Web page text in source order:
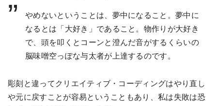
やめないということは、夢中になること。夢中に
なるとは「大好き」であること。物作りが大好き
で、頭を叩くとコーンと澄んだ音がするくらいの
脳味噌空っぽな与太者が上達するのです。
彫刻と違ってクリエイティブ・コーディングはやり直し
や元に戻すことが容易ということもあり、私は失敗は恐